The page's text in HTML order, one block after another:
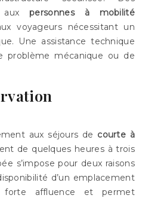
auxpersonnes à mobilité
voyageurs nécessitant un
Une assistance technique
problème mécanique ou de
aux séjours de courte à
de quelques heures à trois
s’impose pour deux raisons
d’un emplacement
forte affluence et permet